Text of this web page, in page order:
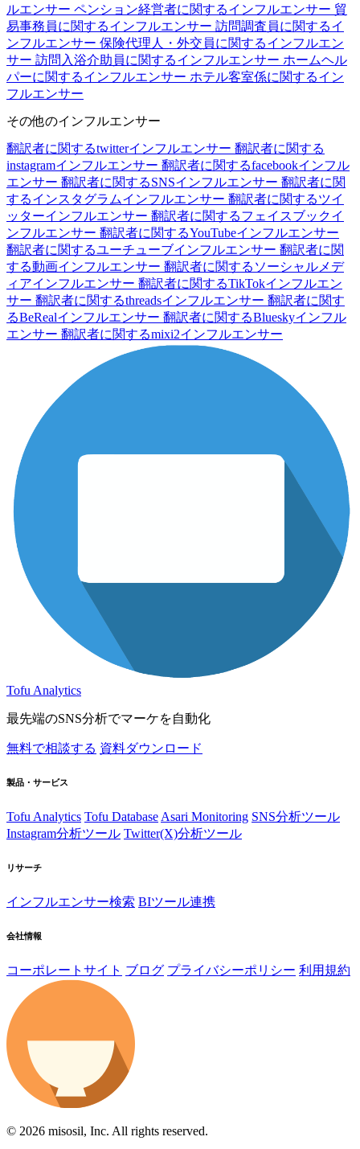
ルエンサー ペンション経営者に関するインフルエンサー 貿
易事務員に関するインフルエンサー 訪問調査員に関するイ
ンフルエンサー 保険代理人・外交員に関するインフルエン
サー 訪問入浴介助員に関するインフルエンサー ホームヘル
パーに関するインフルエンサー ホテル客室係に関するイン
フルエンサー
その他のインフルエンサー
翻訳者に関するtwitterインフルエンサー 翻訳者に関する
instagramインフルエンサー 翻訳者に関するfacebookインフル
エンサー 翻訳者に関するSNSインフルエンサー 翻訳者に関
するインスタグラムインフルエンサー 翻訳者に関するツイ
ッターインフルエンサー 翻訳者に関するフェイスブックイ
ンフルエンサー 翻訳者に関するYouTubeインフルエンサー
翻訳者に関するユーチューブインフルエンサー 翻訳者に関
する動画インフルエンサー 翻訳者に関するソーシャルメデ
ィアインフルエンサー 翻訳者に関するTikTokインフルエン
サー 翻訳者に関するthreadsインフルエンサー 翻訳者に関す
るBeRealインフルエンサー 翻訳者に関するBlueskyインフル
エンサー 翻訳者に関するmixi2インフルエンサー
Tofu Analytics
最先端のSNS分析でマーケを自動化
無料で相談する 資料ダウンロード
製品・サービス
Tofu Analytics Tofu Database Asari Monitoring SNS分析ツール
Instagram分析ツール Twitter(X)分析ツール
リサーチ
インフルエンサー検索 BIツール連携
会社情報
コーポレートサイト ブログ プライバシーポリシー 利用規約
© 2026 misosil, Inc. All rights reserved.